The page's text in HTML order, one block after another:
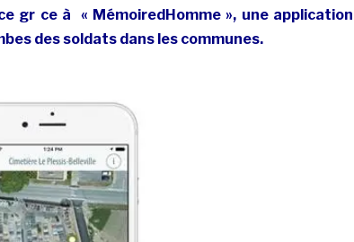
gr ce à « MémoiredHomme », une application
des soldats dans les communes.